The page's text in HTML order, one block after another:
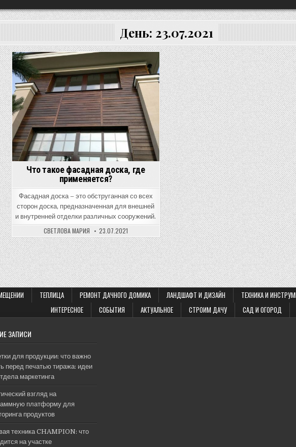
День: 23.07.2021
Posted
in
Что такое фасадная доска, где
применяется?
Фасадная доска – это обструганная со всех
сторон доска, предназначенная для внешней
и внутренней отделки различных сооружений.
СВЕТЛОВА МАРИЯ 23.07.2021
ТЕПЛИЦА РЕМОНТ ДАЧНОГО ДОМИКА ЛАНДШАФТ И ДИЗАЙН ТЕХНИКА И
ИНТЕРЕСНОЕ
СОБЫТИЯ АКТУАЛЬНОЕ СТРОИМ ДАЧУ САД И ОГОРОД
ЗАПИСИ
для продукции: что важно
перед печатью тиража: идеи
маркетинга
взгляд на
платформу для
продуктов
техника CHAMPION: что
на участке